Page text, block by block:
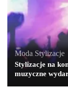
Moda Stylizacje
Stylizacje na
muzyczne